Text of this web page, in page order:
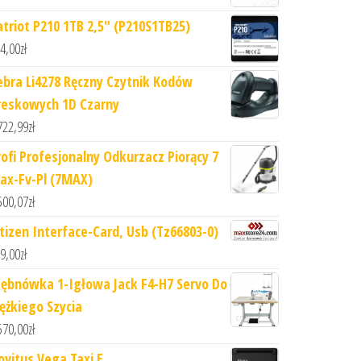
P210 1TB 2,5" (P210S1TB25)
zł
Li4278 Ręczny Czytnik Kodów
1D Czarny
zł
Profesjonalny Odkurzacz Piorący 7
Fv-Pl (7MAX)
zł
Interface-Card, Usb (Tz66803-0)
zł
1-Igłowa Jack F4-H7 Servo Do
Szycia
zł